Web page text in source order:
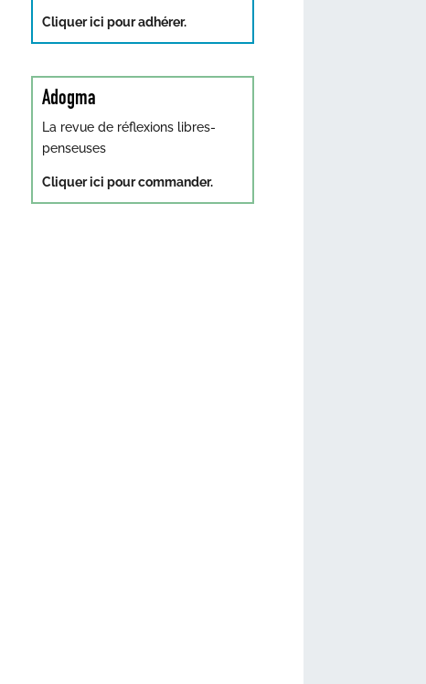
Cliquer ici pour adhérer.
Adogma
La revue de réflexions libres-
penseuses
Cliquer ici pour commander.